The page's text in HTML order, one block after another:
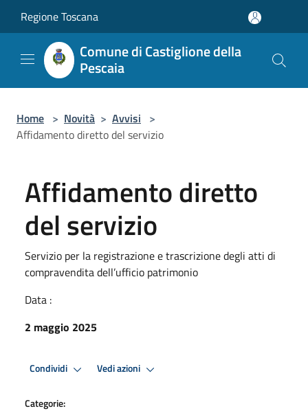
Regione Toscana
Comune di Castiglione della
Pescaia
Home > Novità > Avvisi >
Affidamento diretto del servizio
Affidamento diretto
del servizio
Servizio per la registrazione e trascrizione degli atti di
compravendita dell’ufficio patrimonio
Data :
2 maggio 2025
Condividi Vedi azioni
Categorie: